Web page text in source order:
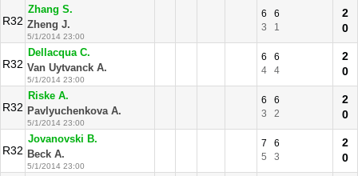
R32
Zhang S.
Zheng J.
5/1/2014 23:00
6
6
3
1
2
0
R32
Dellacqua C.
Van Uytvanck A.
5/1/2014 23:00
6
6
4
4
2
0
R32
Riske A.
Pavlyuchenkova A.
5/1/2014 23:00
6
6
3
2
2
0
R32
Jovanovski B.
Beck A.
5/1/2014 23:00
7
6
5
3
2
0